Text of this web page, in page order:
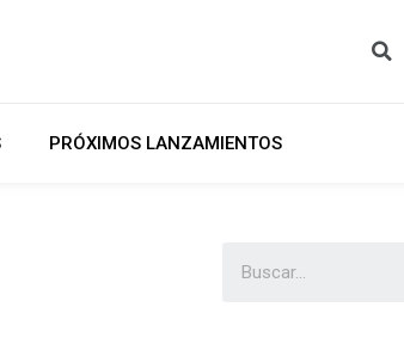
PRÓXIMOS LANZAMIENTOS